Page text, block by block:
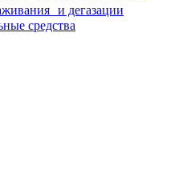
и дегазации
средства